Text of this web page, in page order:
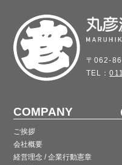
〒062-
TEL：
COMPANY
ご挨拶
会社概要
経営理念 / 企業行動憲章